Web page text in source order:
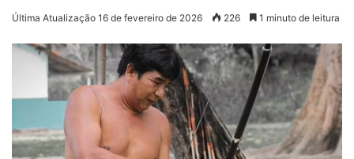
Última Atualização 16 de fevereiro de 2026 226 1 minuto de leitura